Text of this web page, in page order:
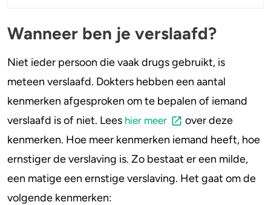
Heroïne
4-FA
Poppers
Wanneer ben je verslaafd?
Wanneer ben je verslaafd?
Niet ieder persoon die vaak drugs gebruikt, is
meteen verslaafd. Dokters hebben een aantal
kenmerken afgesproken om te bepalen of iemand
verslaafd is of niet. Lees hier meer
over deze
kenmerken. Hoe meer kenmerken iemand heeft, hoe
ernstiger de verslaving is. Zo bestaat er een milde,
een matige een ernstige verslaving. Het gaat om de
volgende kenmerken: